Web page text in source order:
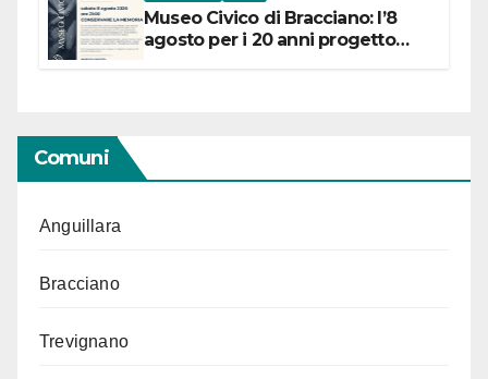
Museo Civico di Bracciano: l’8
agosto per i 20 anni progetto
Comuni
Anguillara
Bracciano
Trevignano